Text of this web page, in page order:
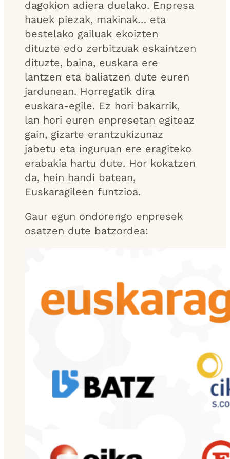
dagokion adiera duelako. Enpresa
hauek piezak, makinak… eta
bestelako gailuak ekoizten
dituzte edo zerbitzuak eskaintzen
dituzte, baina, euskara ere
lantzen eta baliatzen dute euren
jardunean. Horregatik dira
euskara-egile. Ez hori bakarrik,
lan hori euren enpresetan egiteaz
gain, gizarte erantzukizunaz
jabetu eta inguruan ere eragiteko
erabakia hartu dute. Hor kokatzen
da, hein handi batean,
Euskaragileen funtzioa.
Gaur egun ondorengo enpresek
osatzen dute batzordea: